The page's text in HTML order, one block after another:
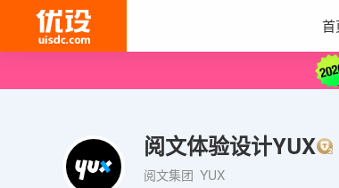
首
阅文体验设计YUX
阅文集团 YUX